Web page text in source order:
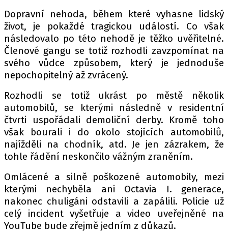
Provozovatelem serveru autoroad.cz je
INCORP MEDIA GROUP s.r.o., IČ: 118 23 054
Dopravní nehoda, během které vyhasne lidský
život, je pokaždé tragickou událostí. Co však
následovalo po této nehodě je těžko uvěřitelné.
Členové gangu se totiž rozhodli zavzpomínat na
svého vůdce způsobem, který je jednoduše
nepochopitelný až zvrácený.
Rozhodli se totiž ukrást po městě několik
automobilů, se kterými následně v residentní
čtvrti uspořádali demoliční derby. Kromě toho
však bourali i do okolo stojících automobilů,
najížděli na chodník, atd. Je jen zázrakem, že
tohle řádění neskončilo vážným zraněním.
Omlácené a silně poškozené automobily, mezi
kterými nechyběla ani Octavia I. generace,
nakonec chuligáni odstavili a zapálili. Policie už
celý incident vyšetřuje a video uveřejněné na
YouTube bude zřejmě jedním z důkazů.